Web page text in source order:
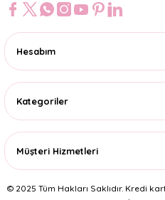
Hesabım
Kategoriler
Müşteri Hizmetleri
© 2025 Tüm Hakları Saklıdır. Kredi